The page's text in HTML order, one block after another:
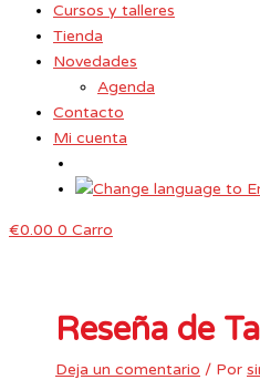
Cursos y talleres
Tienda
Novedades
Agenda
Contacto
Mi cuenta
€0.00 0 Carro
Reseña de
Deja un comentario / Por